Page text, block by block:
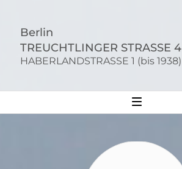
o
Berlin
TREUCHTLINGER STRASSE 4
HABERLANDSTRASSE 1 (bis 1938)